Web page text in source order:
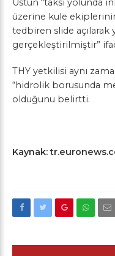
Üstün “taksi yolunda
üzerine kule
tedbiren slide açılarak
gerçekleştirilmiştir”
THY yetkilisi aynı
“hidrolik borusunda
olduğunu belirtti.
Kaynak: